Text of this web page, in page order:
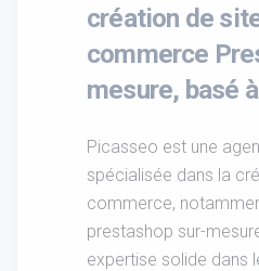
création de
commerce
mesure, basé
Picasseo est une
spécialisée dans la
commerce,
prestashop sur-
expertise solide dans